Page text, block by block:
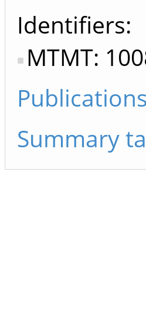
Identifiers
MTMT:
Publications
Summary